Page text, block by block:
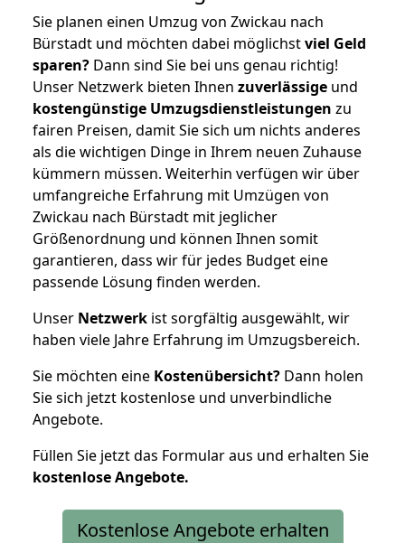
Sie planen einen Umzug von Zwickau nach
Bürstadt und möchten dabei möglichstviel Geld
sparen? Dann sind Sie bei uns genau richtig!
Unser Netzwerk bieten Ihnen zuverlässige und
kostengünstige Umzugsdienstleistungen zu
fairen Preisen, damit Sie sich um nichts anderes
als die wichtigen Dinge in Ihrem neuen Zuhause
kümmern müssen. Weiterhin verfügen wir über
umfangreiche Erfahrung mit Umzügen von
Zwickau nach Bürstadt mit jeglicher
Größenordnung und können Ihnen somit
garantieren, dass wir für jedes Budget eine
passende Lösung finden werden.
Unser Netzwerk ist sorgfältig ausgewählt, wir
haben viele Jahre Erfahrung im Umzugsbereich.
Sie möchten eine Kostenübersicht? Dann holen
Sie sich jetzt kostenlose und unverbindliche
Angebote.
Füllen Sie jetzt das Formular aus und erhalten Sie
kostenloseAngebote.
Kostenlose Angebote erhalten